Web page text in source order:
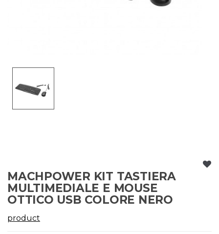
MACHPOWER KIT TASTIERA
MULTIMEDIALE E MOUSE
OTTICO USB COLORE NERO
product